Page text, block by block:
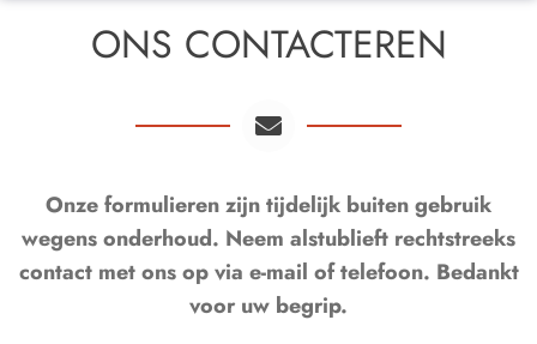
ONS CONTACTEREN
Onze formulieren zijn tijdelijk buiten gebruik
wegens onderhoud. Neem alstublieft rechtstreeks
contact met ons op via e-mail of telefoon. Bedankt
voor uw begrip.